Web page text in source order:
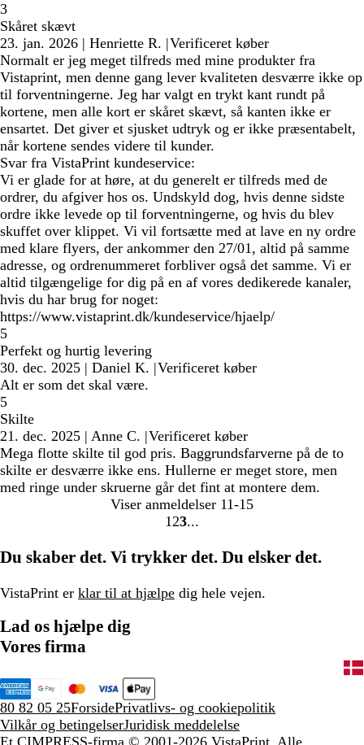
3
Skåret skævt
23. jan. 2026 | Henriette R. |Verificeret køber
Normalt er jeg meget tilfreds med mine produkter fra
Vistaprint, men denne gang lever kvaliteten desværre ikke op
til forventningerne. Jeg har valgt en trykt kant rundt på
kortene, men alle kort er skåret skævt, så kanten ikke er
ensartet. Det giver et sjusket udtryk og er ikke præsentabelt,
når kortene sendes videre til kunder.
Svar fra VistaPrint kundeservice:
Vi er glade for at høre, at du generelt er tilfreds med de
ordrer, du afgiver hos os. Undskyld dog, hvis denne sidste
ordre ikke levede op til forventningerne, og hvis du blev
skuffet over klippet. Vi vil fortsætte med at lave en ny ordre
med klare flyers, der ankommer den 27/01, altid på samme
adresse, og ordrenummeret forbliver også det samme. Vi er
altid tilgængelige for dig på en af vores dedikerede kanaler,
hvis du har brug for noget:
https://www.vistaprint.dk/kundeservice/hjaelp/
5
Perfekt og hurtig levering
30. dec. 2025 | Daniel K. |Verificeret køber
Alt er som det skal være.
5
Skilte
21. dec. 2025 | Anne C. |Verificeret køber
Mega flotte skilte til god pris. Baggrundsfarverne på de to
skilte er desværre ikke ens. Hullerne er meget store, men
med ringe under skruerne går det fint at montere dem.
Viser anmeldelser 11-15
Gå
side
1 Gå
side
2 Gå
side
3
Du skaber det. Vi trykker det. Du elsker det.
VistaPrint er klar til at hjælpe dig hele vejen.
Lad os hjælpe dig
Vores firma
80 82 05 25ForsidePrivatlivs- og cookiepolitik
Vilkår og betingelserJuridisk meddelelse